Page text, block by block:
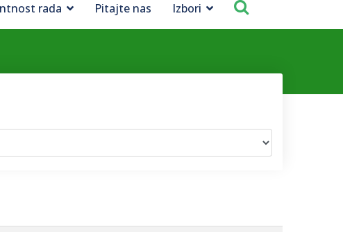
rada Pitajte nas Izbori